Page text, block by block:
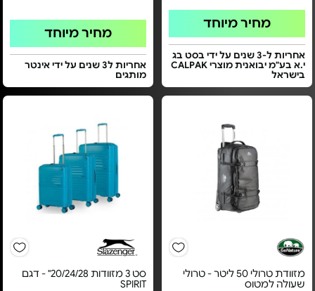
מחיר מיוחד
אחריות ל-3 שנים על ידי בסט בג
י.א בע"מ יבואנית מוצרי CALPAK
בישראל
מחיר מיוחד
אחריות ל3 שנים על ידי אינטר
מותגים
מזוודת טרולי 50 ליטר - טרולי
שעולה למטוס
סט 3 מזוודות 20/24/28" - דגם
SPIRIT